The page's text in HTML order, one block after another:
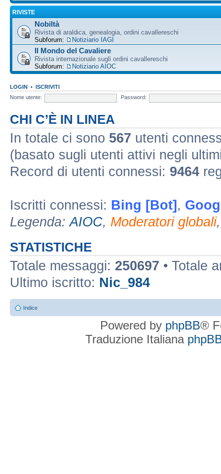
RIVISTE
Nobiltà
Rivista di araldica, genealogia, ordini cavallereschi
Subforum:
Notiziario IAGI
Il Mondo del Cavaliere
Rivista internazionale sugli ordini cavallereschi
Subforum:
Notiziario AIOC
LOGIN • ISCRIVITI
Nome utente:
Password:
CHI C’È IN LINEA
In totale ci sono 567 utenti
(basato sugli utenti attivi negli
Record di utenti connessi: 9464
Iscritti connessi: Bing [Bot] ,
Legenda:AIOC, Moderatori globali
STATISTICHE
Totale messaggi: 250697 • Totale
Ultimo iscritto: Nic_984
Indice
Powered by phpBB®
Traduzione Italiana